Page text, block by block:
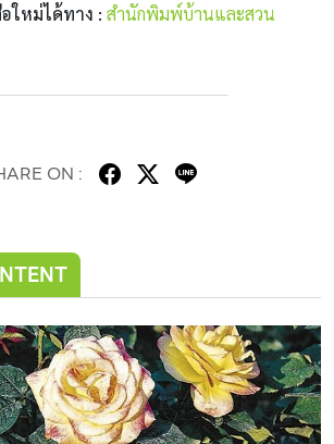
ใหม่ได้ทาง : สำนักพิมพ์บ้านและสวน
ON :